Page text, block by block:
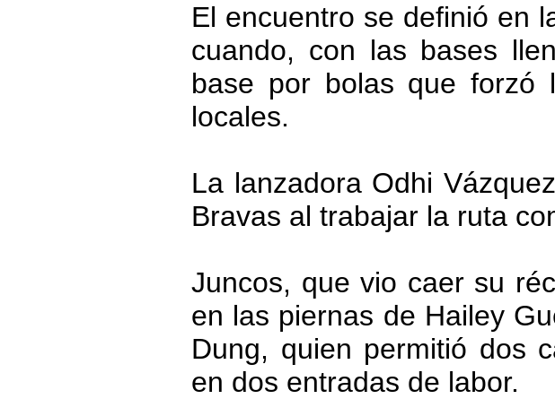
El encuentro se definió en
cuando, con las bases
base por bolas que
locales.
La lanzadora Odhi
Bravas al trabajar la ruta
Juncos, que vio caer su
en las piernas de Hailey
Dung, quien permitió dos
en dos entradas de labor.